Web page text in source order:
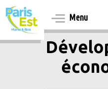
Aller
au
contenu
principal
Menu